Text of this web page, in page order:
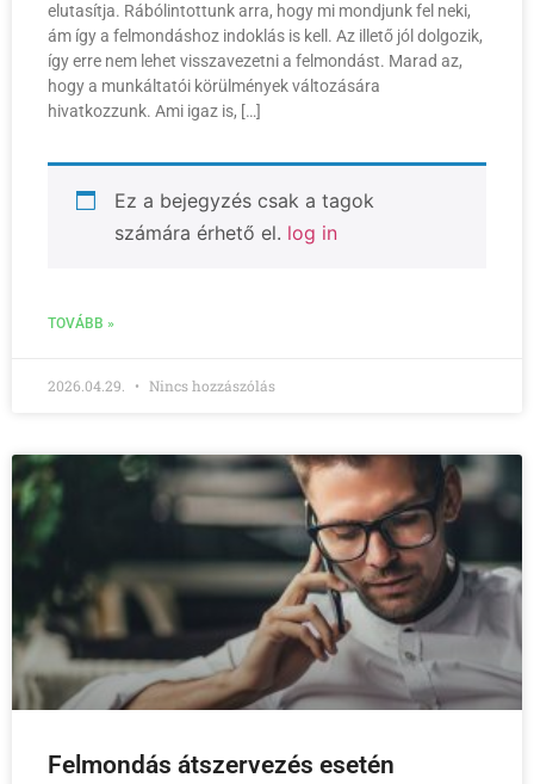
elutasítja. Rábólintottunk arra, hogy mi mondjunk fel neki,
ám így a felmondáshoz indoklás is kell. Az illető jól dolgozik,
így erre nem lehet visszavezetni a felmondást. Marad az,
hogy a munkáltatói körülmények változására
hivatkozzunk. Ami igaz is, […]
Ez a bejegyzés csak a tagok
számára érhető el. log in
TOVÁBB »
2026.04.29. Nincs hozzászólás
Felmondás átszervezés esetén